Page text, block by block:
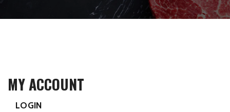
MY ACCOUNT
LOGIN